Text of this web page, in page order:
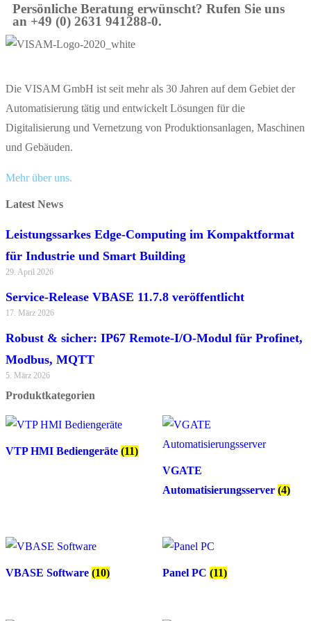
Persönliche Beratung erwünscht? Rufen Sie uns
an +49 (0) 2631 941288-0.
Die VISAM GmbH ist seit mehr als 30 Jahren auf dem Gebiet der
Automatisierung tätig und entwickelt Lösungen für die
Digitalisierung und Vernetzung von Produktionsanlagen, Maschinen
und Gebäuden.
Mehr über uns.
Latest News
Leistungssarkes Edge-Computing im Kompaktformat
für Industrie und Smart Building
29. April 2026
Service-Release VBASE 11.7.8 veröffentlicht
17. März 2026
Robust & sicher: IP67 Remote-I/O-Modul für Profinet,
Modbus, MQTT
5. März 2026
Produktkategorien
VTP HMI Bediengeräte (11)
VGATE
Automatisierungsserver (4)
VBASE Software (10) Panel PC (11)